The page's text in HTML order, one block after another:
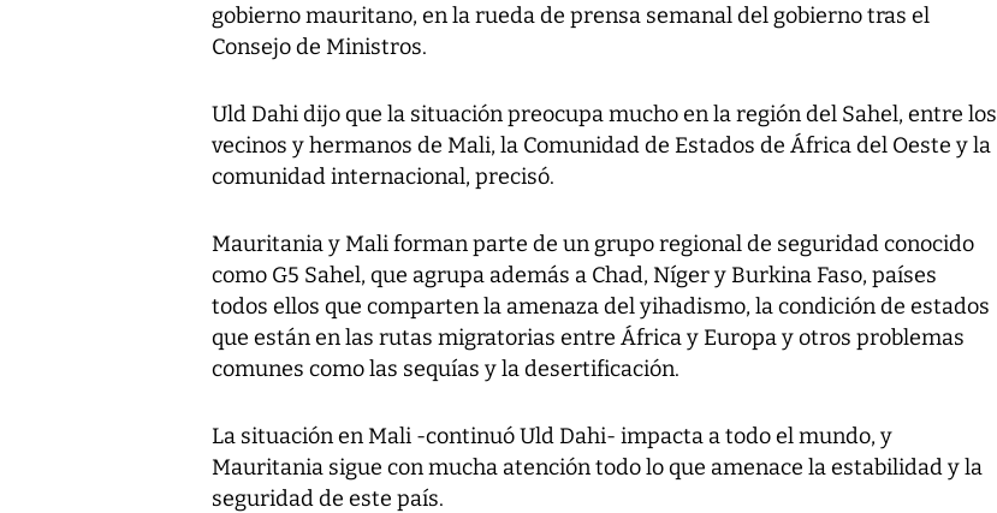
gobierno mauritano, en la rueda de prensa semanal del gobierno tras el
Consejo de Ministros.
Uld Dahi dijo que la situación preocupa mucho en la región del Sahel, entre los
vecinos y hermanos de Mali, la Comunidad de Estados de África del Oeste y la
comunidad internacional, precisó.
Mauritania y Mali forman parte de un grupo regional de seguridad conocido
como G5 Sahel, que agrupa además a Chad, Níger y Burkina Faso, países
todos ellos que comparten la amenaza del yihadismo, la condición de estados
que están en las rutas migratorias entre África y Europa y otros problemas
comunes como las sequías y la desertificación.
La situación en Mali -continuó Uld Dahi- impacta a todo el mundo, y
Mauritania sigue con mucha atención todo lo que amenace la estabilidad y la
seguridad de este país.